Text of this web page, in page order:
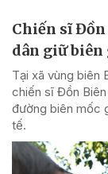
Chiến sĩ
dân giữ
Tại xã vùng biên
chiến sĩ Đồn
đường biên mốc
tế.